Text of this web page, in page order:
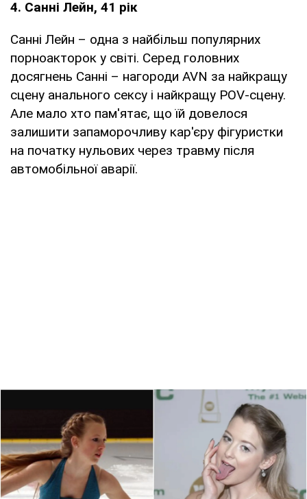
4. Санні Лейн, 41 рік
Санні Лейн – одна з найбільш популярних
порноакторок у світі. Серед головних
досягнень Санні – нагороди AVN за найкращу
сцену анального сексу і найкращу POV-сцену.
Але мало хто пам'ятає, що їй довелося
залишити запаморочливу кар'єру фігуристки
на початку нульових через травму після
автомобільної аварії.